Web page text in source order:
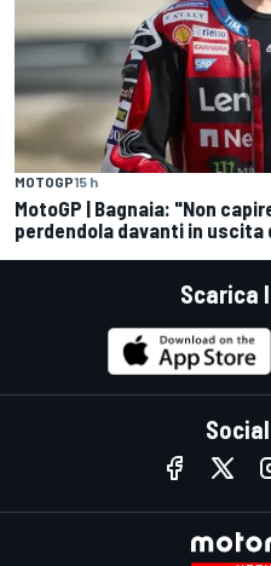
MOTOGP15 h
MotoGP | Bagnaia: "Non
perdendola davanti in
Scarica